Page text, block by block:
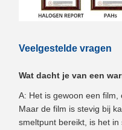
Veelgestelde vragen
Wat dacht je van een
A: Het is gewoon een film,
Maar de film is stevig bij
smeltpunt bereikt, is het